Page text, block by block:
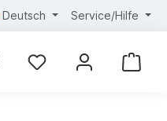
Deutsch Service/Hilfe